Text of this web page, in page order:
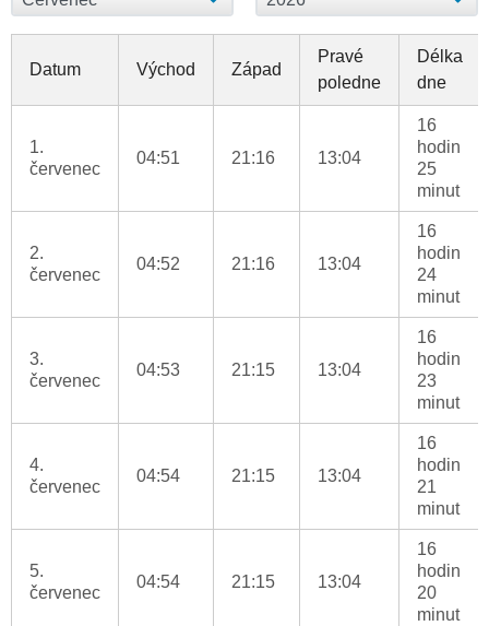
Datum Východ Západ
Pravé
poledne
Délka
dne
1.
červenec
04:51 21:16 13:04
16
hodin
25
minut
2.
červenec
04:52 21:16 13:04
16
hodin
24
minut
3.
červenec
04:53 21:15 13:04
16
hodin
23
minut
4.
červenec
04:54 21:15 13:04
16
hodin
21
minut
5.
červenec
04:54 21:15 13:04
16
hodin
20
minut